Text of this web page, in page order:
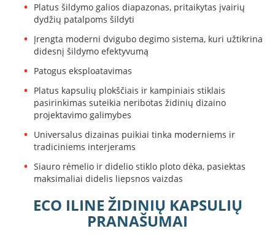
Platus šildymo galios diapazonas, pritaikytas įvairių
dydžių patalpoms šildyti
Įrengta moderni dvigubo degimo sistema, kuri užtikrina
didesnį šildymo efektyvumą
Patogus eksploatavimas
Platus kapsulių plokščiais ir kampiniais stiklais
pasirinkimas suteikia neribotas židinių dizaino
projektavimo galimybes
Universalus dizainas puikiai tinka moderniems ir
tradiciniems interjerams
Siauro rėmelio ir didelio stiklo ploto dėka, pasiektas
maksimaliai didelis liepsnos vaizdas
ECO ILINE ŽIDINIŲ KAPSULIŲ
PRANAŠUMAI